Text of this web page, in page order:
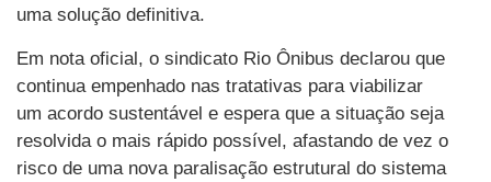
uma solução definitiva.
Em nota oficial, o sindicato Rio Ônibus declarou que
continua empenhado nas tratativas para viabilizar
um acordo sustentável e espera que a situação seja
resolvida o mais rápido possível, afastando de vez o
risco de uma nova paralisação estrutural do sistema